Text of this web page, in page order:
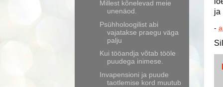
ja
-
Millest kõnelevad meie
unenäod.
Psühholoogilist abi
vajatakse praegu väga
palju
Kui tööandja võtab tööle
puudega inimese.
Invapensioni ja puude
taotlemise kord muutub